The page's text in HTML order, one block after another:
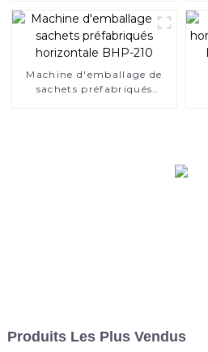
Machine d'emballage de
sachets préfabriqués
Produits Les Plus Vendus